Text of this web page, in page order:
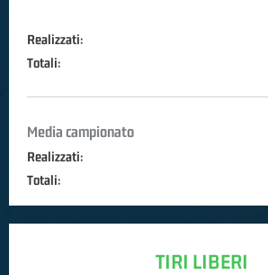
Realizzati:
Totali:
Media campionato
Realizzati:
Totali:
TIRI LIBERI